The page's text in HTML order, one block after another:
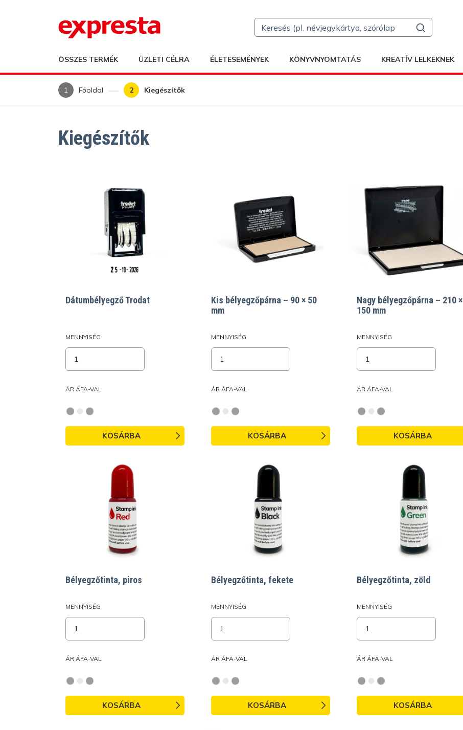
ÖSSZES TERMÉK ÜZLETI CÉLRA ÉLETESEMÉNYEK KÖNYVNYOMTATÁS KREATÍV LELKEKNEK
Főoldal Kiegészítők
Kiegészítők
Dátumbélyegző Trodat
MENNYISÉG
ÁR ÁFA-VAL
KOSÁRBA
Kis bélyegzőpárna – 90 × 50
mm
MENNYISÉG
ÁR ÁFA-VAL
KOSÁRBA
Nagy bélyegzőpárna – 210 ×
150 mm
MENNYISÉG
ÁR ÁFA-VAL
KOSÁRBA
Bélyegzőtinta, piros
MENNYISÉG
ÁR ÁFA-VAL
KOSÁRBA
Bélyegzőtinta, fekete
MENNYISÉG
ÁR ÁFA-VAL
KOSÁRBA
Bélyegzőtinta, zöld
MENNYISÉG
ÁR ÁFA-VAL
KOSÁRBA